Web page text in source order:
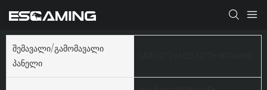
Შემავალი/გამომავალი
Პანელი